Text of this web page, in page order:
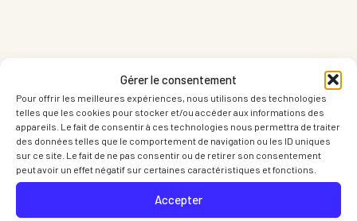
Gérer le consentement
Pour offrir les meilleures expériences, nous utilisons des technologies
telles que les cookies pour stocker et/ou accéder aux informations des
appareils. Le fait de consentir à ces technologies nous permettra de traiter
des données telles que le comportement de navigation ou les ID uniques
sur ce site. Le fait de ne pas consentir ou de retirer son consentement
peut avoir un effet négatif sur certaines caractéristiques et fonctions.
Accepter